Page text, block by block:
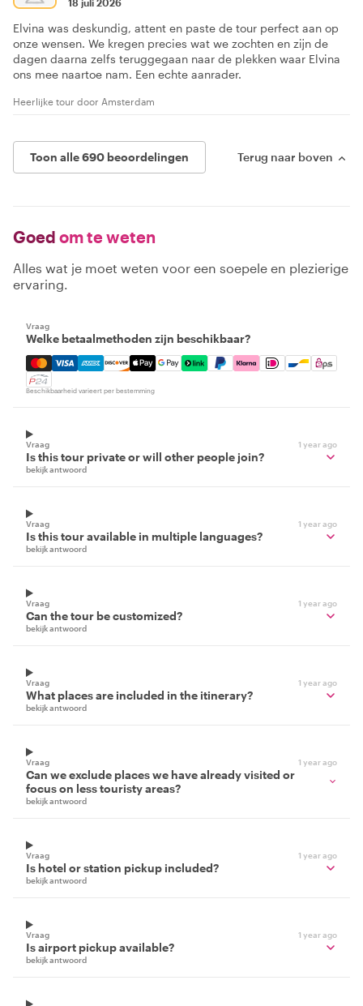
18 juli 2026
Elvina was deskundig, attent en paste de tour perfect aan op
onze wensen. We kregen precies wat we zochten en zijn de
dagen daarna zelfs teruggegaan naar de plekken waar Elvina
ons mee naartoe nam. Een echte aanrader.
Heerlijke tour door Amsterdam
Toon alle 690 beoordelingen Terug naar boven
Goed om te weten
Alles wat je moet weten voor een soepele en plezierige
ervaring.
Vraag
Welke betaalmethoden zijn beschikbaar?
Mastercard, Visa, Amex, Discover, Apple Pay, Google
Beschikbaarheid varieert per bestemming
Vraag 1 year ago
Is this tour private or will other people join?
bekijk antwoord
Vraag 1 year ago
Is this tour available in multiple languages?
bekijk antwoord
Vraag 1 year ago
Can the tour be customized?
bekijk antwoord
Vraag 1 year ago
What places are included in the itinerary?
bekijk antwoord
Vraag 1 year ago
Can we exclude places we have already visited or
focus on less touristy areas?
bekijk antwoord
Vraag 1 year ago
Is hotel or station pickup included?
bekijk antwoord
Vraag 1 year ago
Is airport pickup available?
bekijk antwoord